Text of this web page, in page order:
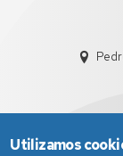
Utilizamos